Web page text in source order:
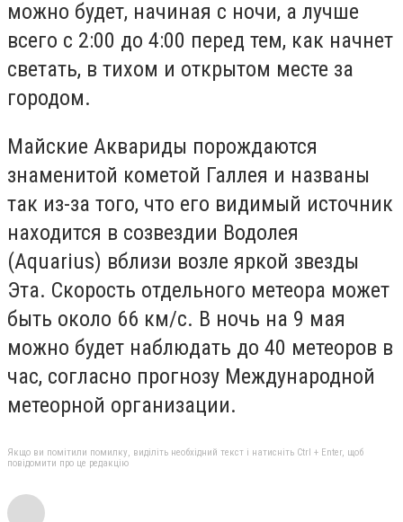
можно будет, начиная с ночи, а лучше
всего с 2:00 до 4:00 перед тем, как начнет
светать, в тихом и открытом месте за
городом.
Майские Аквариды порождаются
знаменитой кометой Галлея и названы
так из-за того, что его видимый источник
находится в созвездии Водолея
(Aquarius) вблизи возле яркой звезды
Эта. Скорость отдельного метеора может
быть около 66 км/с. В ночь на 9 мая
можно будет наблюдать до 40 метеоров в
час, согласно прогнозу Международной
метеорной организации.
Якщо ви помітили помилку, виділіть необхідний текст і натисніть Ctrl + Enter, щоб
повідомити про це редакцію